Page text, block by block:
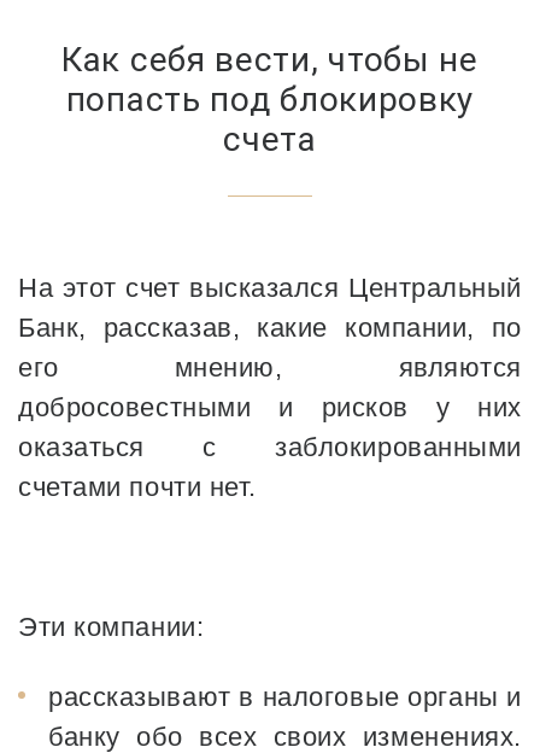
Как себя вести, чтобы не
попасть под блокировку
счета
На этот счет высказался Центральный
Банк, рассказав, какие компании, по
его мнению, являются
добросовестными и рисков у них
оказаться с заблокированными
счетами почти нет.
Эти компании:
рассказывают в налоговые органы и
банку обо всех своих изменениях.